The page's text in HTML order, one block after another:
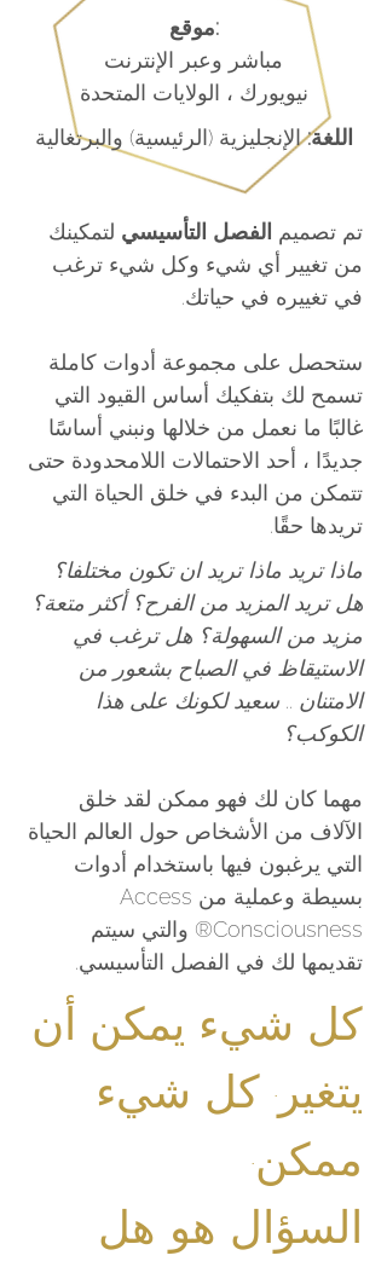
موقع:
مباشر وعبر الإنترنت
نيويورك ، الولايات المتحدة
اللغة:الإنجليزية (الرئيسية) والبرتغالية
تم تصميم الفصل التأسيسي لتمكينك
من تغيير أي شيء وكل شيء ترغب
في تغييره في حياتك.
ستحصل على مجموعة أدوات كاملة
تسمح لك بتفكيك أساس القيود التي
غالبًا ما نعمل من خلالها ونبني أساسًا
جديدًا ، أحد الاحتمالات اللامحدودة حتى
تتمكن من البدء في خلق الحياة التي
تريدها حقًا.
ماذا تريد ماذا تريد ان تكون مختلفا؟
هل تريد المزيد من الفرح؟ أكثر متعة؟
مزيد من السهولة؟ هل ترغب في
الاستيقاظ في الصباح بشعور من
الامتنان .. سعيد لكونك على هذا
الكوكب؟
مهما كان لك فهو ممكن لقد خلق
الآلاف من الأشخاص حول العالم الحياة
التي يرغبون فيها باستخدام أدوات
بسيطة وعملية من Access
Consciousness® والتي سيتم
تقديمها لك في الفصل التأسيسي.
كل شيء يمكن أن
يتغير. كل شيء
ممكن.
السؤال هو هل